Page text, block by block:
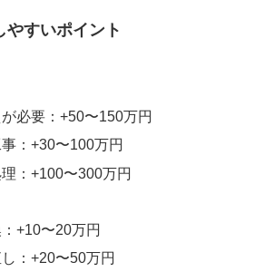
やすいポイント
必要：+50〜150万円
：+30〜100万円
：+100〜300万円
+10〜20万円
：+20〜50万円